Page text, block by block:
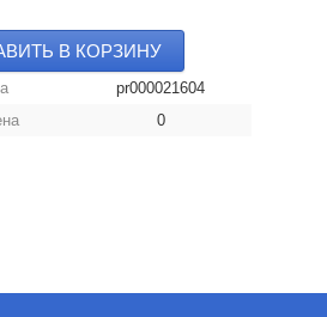
В КОРЗИНУ
pr000021604
0